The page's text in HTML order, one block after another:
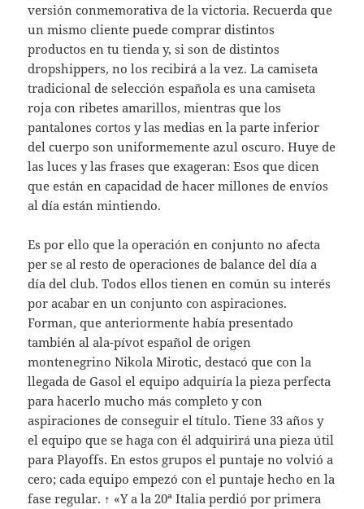
versión conmemorativa de la victoria. Recuerda que
un mismo cliente puede comprar distintos
productos en tu tienda y, si son de distintos
dropshippers, no los recibirá a la vez. La camiseta
tradicional de selección española es una camiseta
roja con ribetes amarillos, mientras que los
pantalones cortos y las medias en la parte inferior
del cuerpo son uniformemente azul oscuro. Huye de
las luces y las frases que exageran: Esos que dicen
que están en capacidad de hacer millones de envíos
al día están mintiendo.
Es por ello que la operación en conjunto no afecta
per se al resto de operaciones de balance del día a
día del club. Todos ellos tienen en común su interés
por acabar en un conjunto con aspiraciones.
Forman, que anteriormente había presentado
también al ala-pívot español de origen
montenegrino Nikola Mirotic, destacó que con la
llegada de Gasol el equipo adquiría la pieza perfecta
para hacerlo mucho más completo y con
aspiraciones de conseguir el título. Tiene 33 años y
el equipo que se haga con él adquirirá una pieza útil
para Playoffs. En estos grupos el puntaje no volvió a
cero; cada equipo empezó con el puntaje hecho en la
fase regular. ↑ «Y a la 20ª Italia perdió por primera